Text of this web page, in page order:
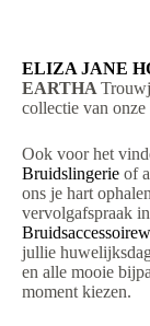
ELIZA JANE
EARTHA
collectie van
Ook voor het
Bruidslingerie of
ons je hart
vervolgafspraak
jullie
en alle mooie
moment kiezen.